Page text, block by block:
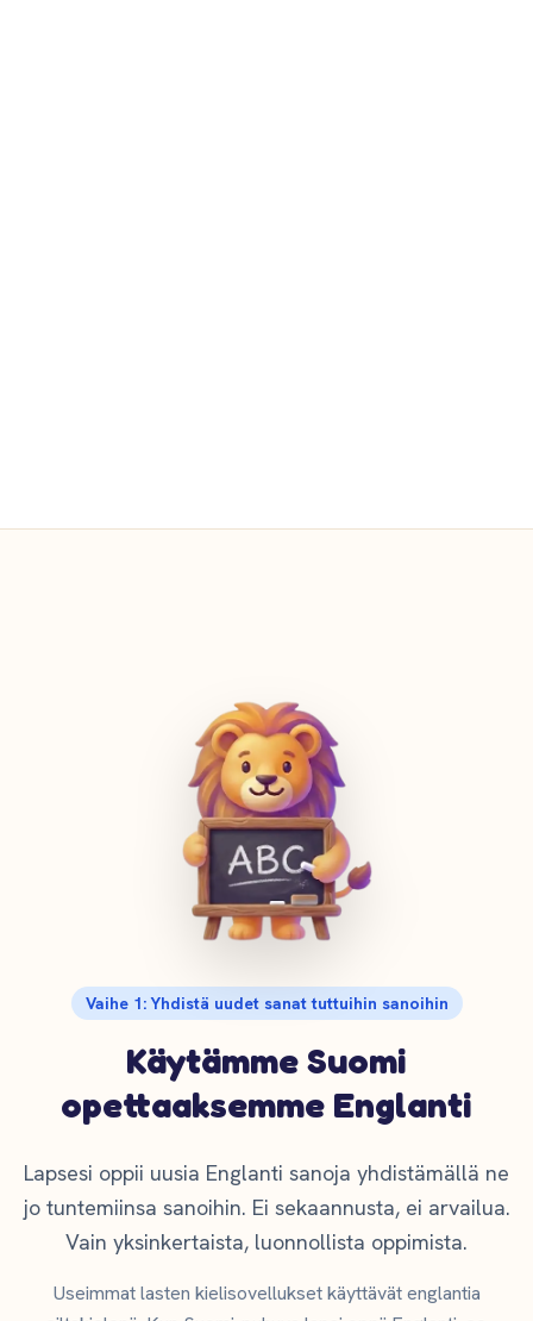
Vaihe 1: Yhdistä uudet sanat tuttuihin sanoihin
Käytämme Suomi
opettaaksemme Englanti
Lapsesi oppii uusia Englanti sanoja yhdistämällä ne
jo tuntemiinsa sanoihin. Ei sekaannusta, ei arvailua.
Vain yksinkertaista, luonnollista oppimista.
Useimmat lasten kielisovellukset käyttävät englantia